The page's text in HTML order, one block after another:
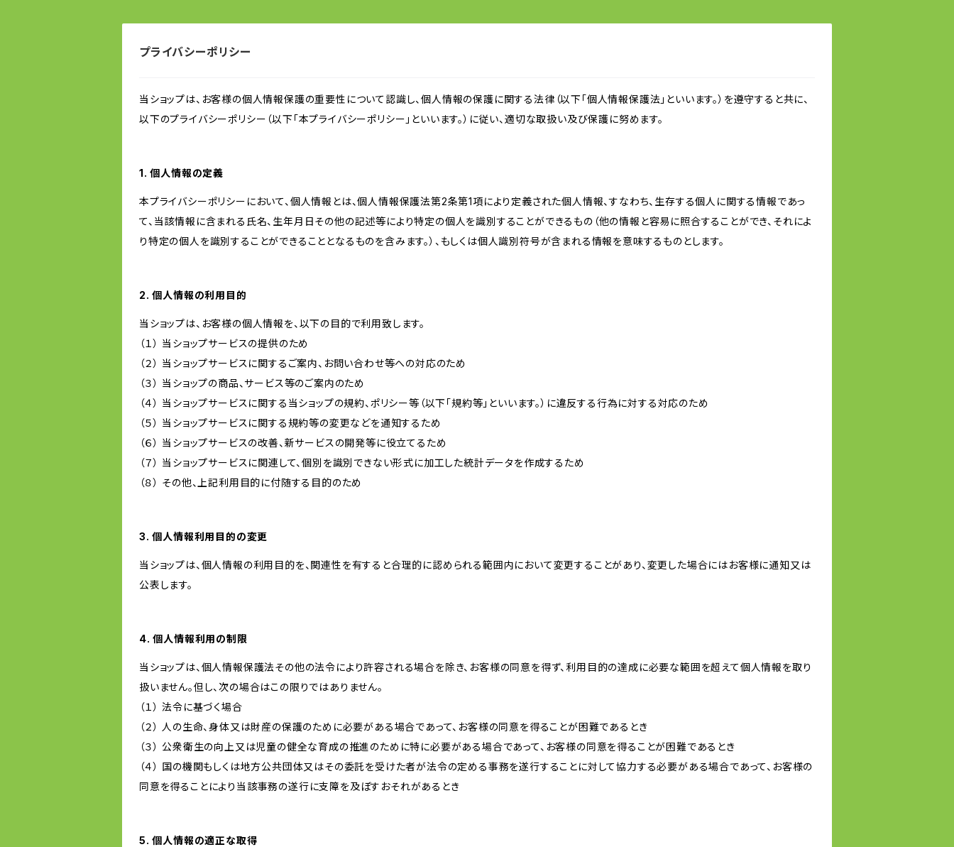
プライバシーポリシー
当ショップは、お客様の個人情報保護の重要性について認識し、個人情報の保護に関する法律（以下「個人情報保護法」といいます。）を遵守すると共に、
以下のプライバシーポリシー（以下「本プライバシーポリシー」といいます。）に従い、適切な取扱い及び保護に努めます。
1. 個人情報の定義
本プライバシーポリシーにおいて、個人情報とは、個人情報保護法第2条第1項により定義された個人情報、すなわち、生存する個人に関する情報であっ
て、当該情報に含まれる氏名、生年月日その他の記述等により特定の個人を識別することができるもの（他の情報と容易に照合することができ、それによ
り特定の個人を識別することができることとなるものを含みます。）、もしくは個人識別符号が含まれる情報を意味するものとします。
2. 個人情報の利用目的
当ショップは、お客様の個人情報を、以下の目的で利用致します。
（１） 当ショップサービスの提供のため
（２） 当ショップサービスに関するご案内、お問い合わせ等への対応のため
（３） 当ショップの商品、サービス等のご案内のため
（４） 当ショップサービスに関する当ショップの規約、ポリシー等（以下「規約等」といいます。）に違反する行為に対する対応のため
（５） 当ショップサービスに関する規約等の変更などを通知するため
（６） 当ショップサービスの改善、新サービスの開発等に役立てるため
（７） 当ショップサービスに関連して、個別を識別できない形式に加工した統計データを作成するため
（８） その他、上記利用目的に付随する目的のため
3. 個人情報利用目的の変更
当ショップは、個人情報の利用目的を、関連性を有すると合理的に認められる範囲内において変更することがあり、変更した場合にはお客様に通知又は
公表します。
4. 個人情報利用の制限
当ショップは、個人情報保護法その他の法令により許容される場合を除き、お客様の同意を得ず、利用目的の達成に必要な範囲を超えて個人情報を取り
扱いません。但し、次の場合はこの限りではありません。
（１） 法令に基づく場合
（２） 人の生命、身体又は財産の保護のために必要がある場合であって、お客様の同意を得ることが困難であるとき
（３） 公衆衛生の向上又は児童の健全な育成の推進のために特に必要がある場合であって、お客様の同意を得ることが困難であるとき
（４） 国の機関もしくは地方公共団体又はその委託を受けた者が法令の定める事務を遂行することに対して協力する必要がある場合であって、お客様の
同意を得ることにより当該事務の遂行に支障を及ぼすおそれがあるとき
5. 個人情報の適正な取得